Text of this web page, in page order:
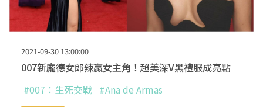
2021-09-30 13:00:00
007新龐德女郎辣贏女主角！超美深V黑禮服成亮點
#007：生死交戰 #Ana de Armas